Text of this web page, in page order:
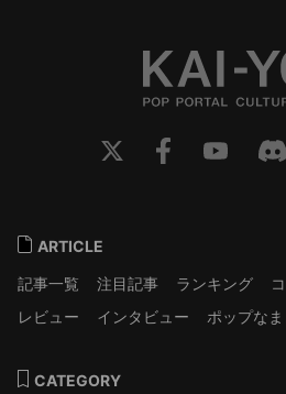
ARTICLE
記事一覧
注目記事 ランキング
レビュー
インタビュー ポップな
CATEGORY